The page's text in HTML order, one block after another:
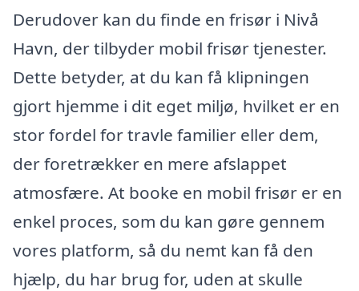
Derudover kan du finde en frisør i Nivå
Havn, der tilbyder mobil frisør tjenester.
Dette betyder, at du kan få klipningen
gjort hjemme i dit eget miljø, hvilket er en
stor fordel for travle familier eller dem,
der foretrækker en mere afslappet
atmosfære. At booke en mobil frisør er en
enkel proces, som du kan gøre gennem
vores platform, så du nemt kan få den
hjælp, du har brug for, uden at skulle